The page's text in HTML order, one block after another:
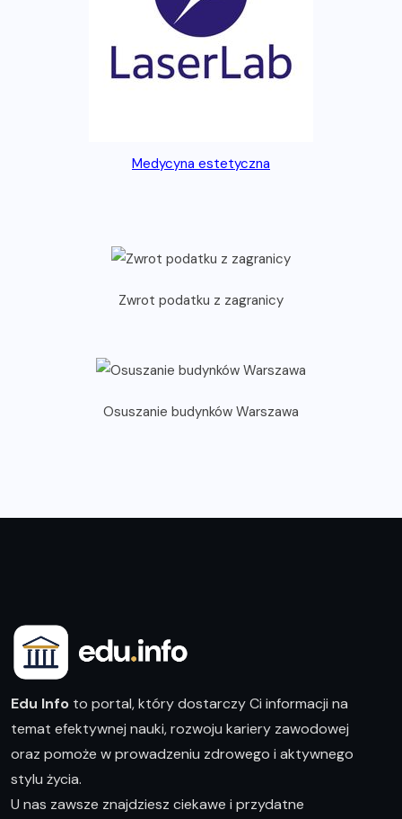
Medycyna estetyczna
Zwrot podatku z zagranicy
Osuszanie budynków Warszawa
Edu Info to portal, który dostarczy Ci informacji na
temat efektywnej nauki, rozwoju kariery zawodowej
oraz pomoże w prowadzeniu zdrowego i aktywnego
stylu życia.
U nas zawsze znajdziesz ciekawe i przydatne